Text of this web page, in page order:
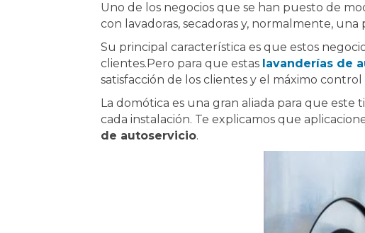
Uno de los negocios que se han puesto de
con lavadoras, secadoras y, normalmente,
Su principal característica es que estos
clientes.Pero para que estas lavanderías de
satisfacción de los clientes y el máximo
La domótica es una gran aliada para que
cada instalación. Te explicamos que
de autoservicio.